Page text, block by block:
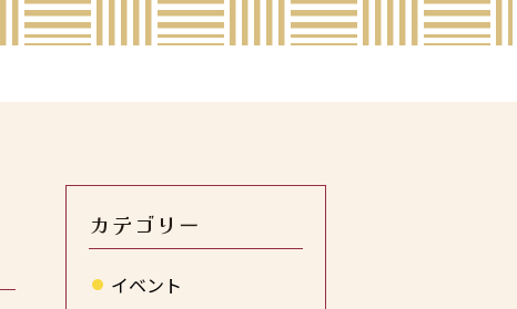
カテゴリー
イベント